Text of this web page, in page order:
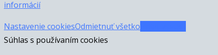
informácií
Nastavenie cookiesOdmietnuť všetko
Súhlas s používaním cookies